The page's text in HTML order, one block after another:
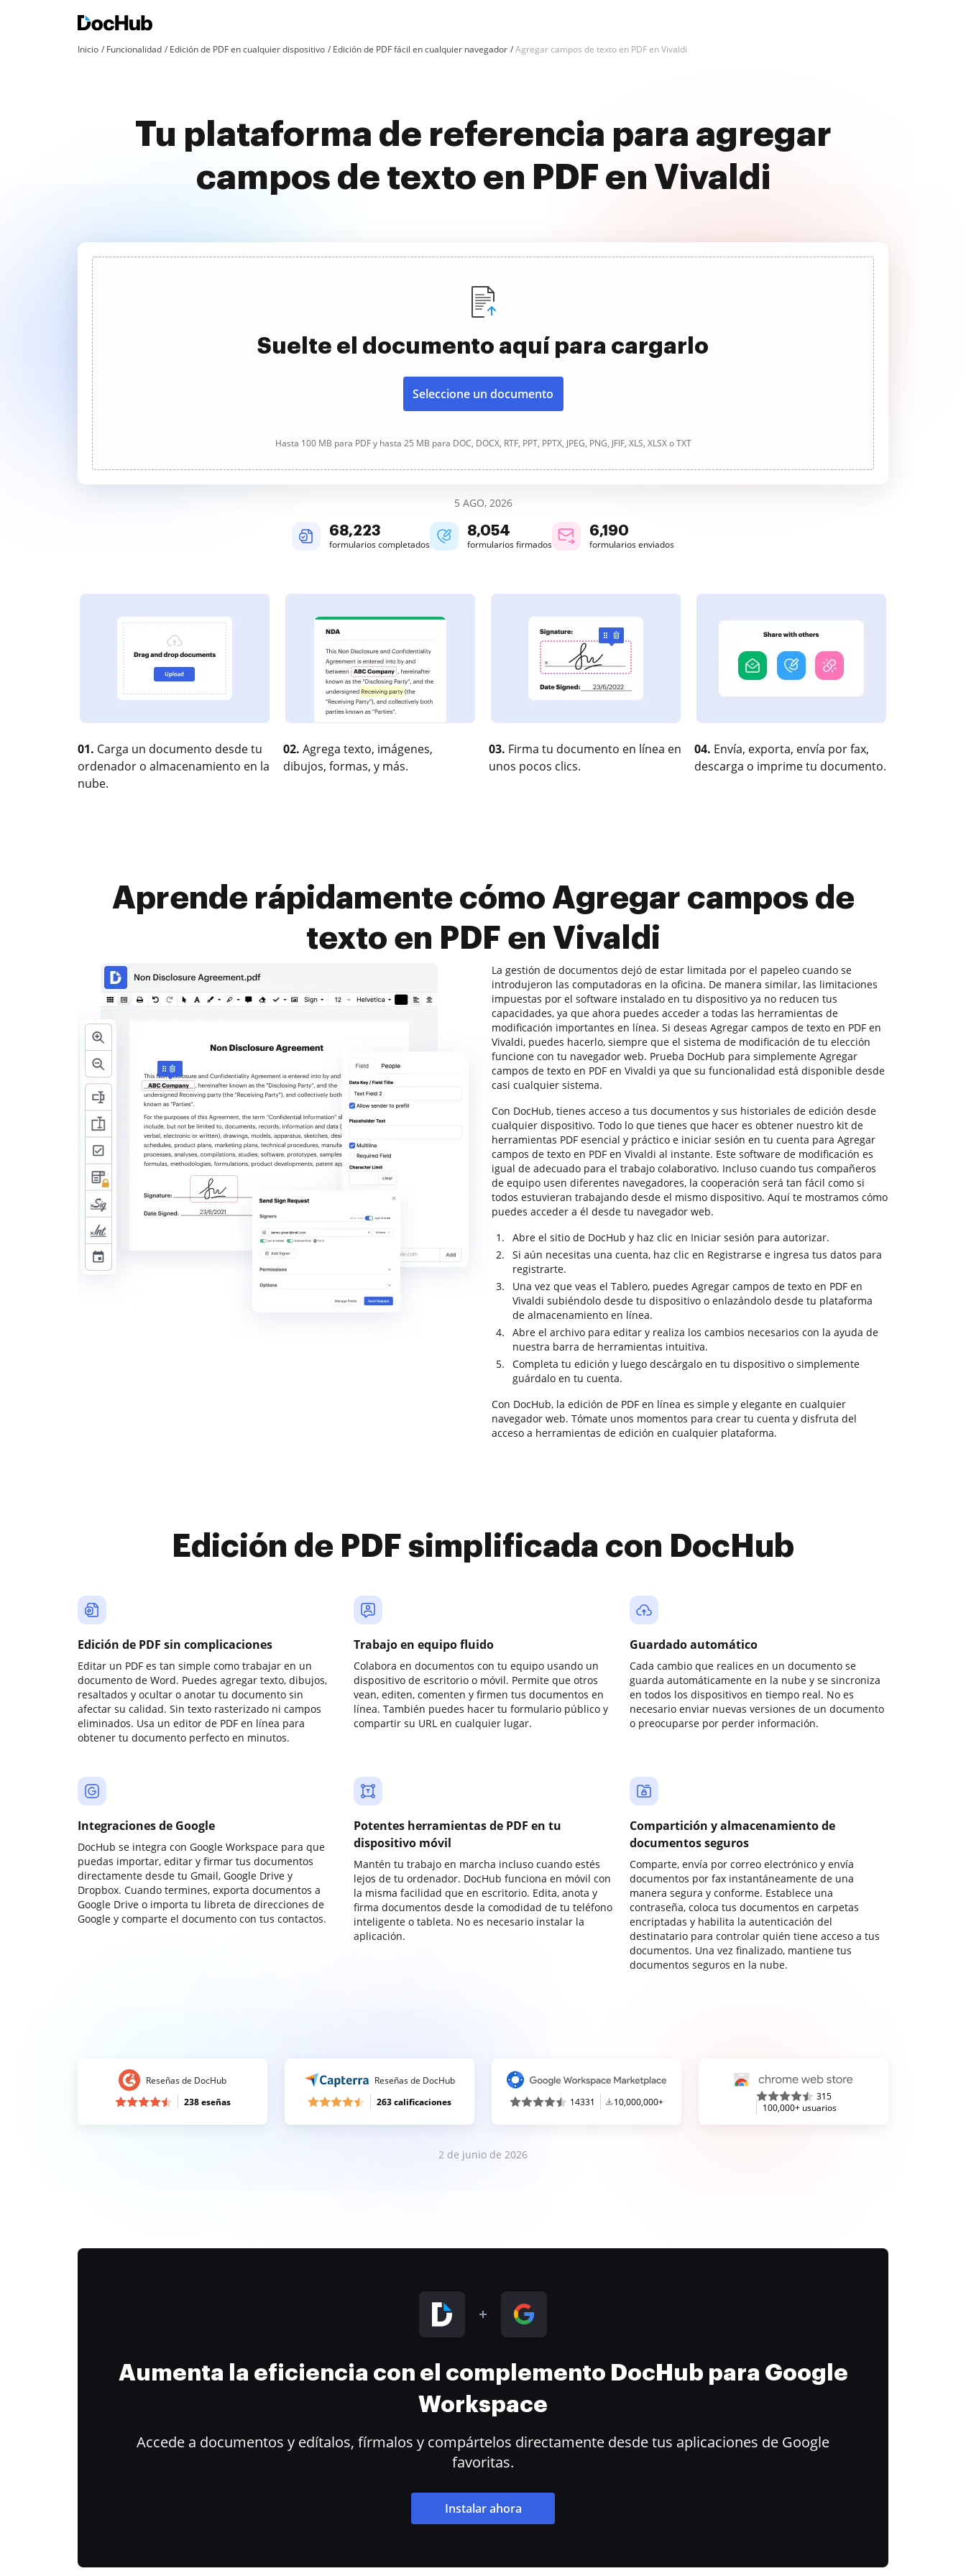
Inicio Funcionalidad Edición de PDF en cualquier dispositivo Edición de PDF fácil en cualquier navegador Agregar campos de texto en PDF en Vivaldi
Tu plataforma de referencia para agregar
campos de texto en PDF en Vivaldi
Suelte el documento aquí para cargarlo
Seleccione un documento
Hasta 100 MB para PDF y hasta 25 MB para DOC, DOCX, RTF, PPT, PPTX, JPEG, PNG, JFIF, XLS, XLSX o TXT
5 AGO, 2026
68,223
formularios completados
8,054
formularios firmados
6,190
formularios enviados
01. Carga un documento desde tu
ordenador o almacenamiento en la
nube.
02. Agrega texto, imágenes,
dibujos, formas, y más.
03. Firma tu documento en línea en
unos pocos clics.
04. Envía, exporta, envía por fax,
descarga o imprime tu documento.
Aprende rápidamente cómo Agregar campos de
texto en PDF en Vivaldi
La gestión de documentos dejó de estar limitada por el papeleo cuando se
introdujeron las computadoras en la oficina. De manera similar, las limitaciones
impuestas por el software instalado en tu dispositivo ya no reducen tus
capacidades, ya que ahora puedes acceder a todas las herramientas de
modificación importantes en línea. Si deseas Agregar campos de texto en PDF en
Vivaldi, puedes hacerlo, siempre que el sistema de modificación de tu elección
funcione con tu navegador web. Prueba DocHub para simplemente Agregar
campos de texto en PDF en Vivaldi ya que su funcionalidad está disponible desde
casi cualquier sistema.
Con DocHub, tienes acceso a tus documentos y sus historiales de edición desde
cualquier dispositivo. Todo lo que tienes que hacer es obtener nuestro kit de
herramientas PDF esencial y práctico e iniciar sesión en tu cuenta para Agregar
campos de texto en PDF en Vivaldi al instante. Este software de modificación es
igual de adecuado para el trabajo colaborativo. Incluso cuando tus compañeros
de equipo usen diferentes navegadores, la cooperación será tan fácil como si
todos estuvieran trabajando desde el mismo dispositivo. Aquí te mostramos cómo
puedes acceder a él desde tu navegador web.
Abre el sitio de DocHub y haz clic en Iniciar sesión para autorizar.
Si aún necesitas una cuenta, haz clic en Registrarse e ingresa tus datos para
registrarte.
Una vez que veas el Tablero, puedes Agregar campos de texto en PDF en
Vivaldi subiéndolo desde tu dispositivo o enlazándolo desde tu plataforma
de almacenamiento en línea.
Abre el archivo para editar y realiza los cambios necesarios con la ayuda de
nuestra barra de herramientas intuitiva.
Completa tu edición y luego descárgalo en tu dispositivo o simplemente
guárdalo en tu cuenta.
Con DocHub, la edición de PDF en línea es simple y elegante en cualquier
navegador web. Tómate unos momentos para crear tu cuenta y disfruta del
acceso a herramientas de edición en cualquier plataforma.
Edición de PDF simplificada con DocHub
Edición de PDF sin complicaciones
Editar un PDF es tan simple como trabajar en un
documento de Word. Puedes agregar texto, dibujos,
resaltados y ocultar o anotar tu documento sin
afectar su calidad. Sin texto rasterizado ni campos
eliminados. Usa un editor de PDF en línea para
obtener tu documento perfecto en minutos.
Trabajo en equipo fluido
Colabora en documentos con tu equipo usando un
dispositivo de escritorio o móvil. Permite que otros
vean, editen, comenten y firmen tus documentos en
línea. También puedes hacer tu formulario público y
compartir su URL en cualquier lugar.
Guardado automático
Cada cambio que realices en un documento se
guarda automáticamente en la nube y se sincroniza
en todos los dispositivos en tiempo real. No es
necesario enviar nuevas versiones de un documento
o preocuparse por perder información.
Integraciones de Google
DocHub se integra con Google Workspace para que
puedas importar, editar y firmar tus documentos
directamente desde tu Gmail, Google Drive y
Dropbox. Cuando termines, exporta documentos a
Google Drive o importa tu libreta de direcciones de
Google y comparte el documento con tus contactos.
Potentes herramientas de PDF en tu
dispositivo móvil
Mantén tu trabajo en marcha incluso cuando estés
lejos de tu ordenador. DocHub funciona en móvil con
la misma facilidad que en escritorio. Edita, anota y
firma documentos desde la comodidad de tu teléfono
inteligente o tableta. No es necesario instalar la
aplicación.
Compartición y almacenamiento de
documentos seguros
Comparte, envía por correo electrónico y envía
documentos por fax instantáneamente de una
manera segura y conforme. Establece una
contraseña, coloca tus documentos en carpetas
encriptadas y habilita la autenticación del
destinatario para controlar quién tiene acceso a tus
documentos. Una vez finalizado, mantiene tus
documentos seguros en la nube.
Reseñas de DocHub
238 eseñas
Reseñas de DocHub
263 calificaciones
14331 10,000,000+
315
100,000+ usuarios
2 de junio de 2026
Aumenta la eficiencia con el complemento DocHub para Google
Workspace
Accede a documentos y edítalos, fírmalos y compártelos directamente desde tus aplicaciones de Google
favoritas.
Instalar ahora